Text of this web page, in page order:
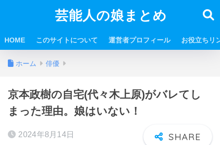
芸能人の娘まとめ
HOME このサイトについて 運営者プロフィール お役立ちリ
ホーム 俳優
京本政樹の自宅(代々木上原)がバレてし
まった理由。娘はいない！
2024年8月14日